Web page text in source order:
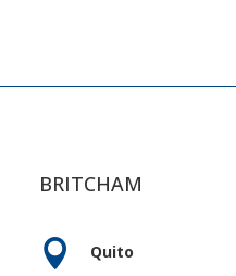
BRITCHAM
 Quito